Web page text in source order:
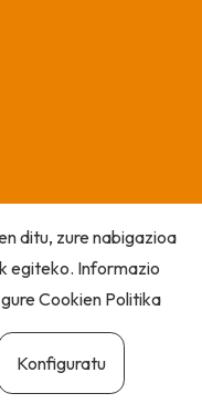
ditu, zure nabigazioa
egiteko. Informazio
Cookien Politika
Konfiguratu